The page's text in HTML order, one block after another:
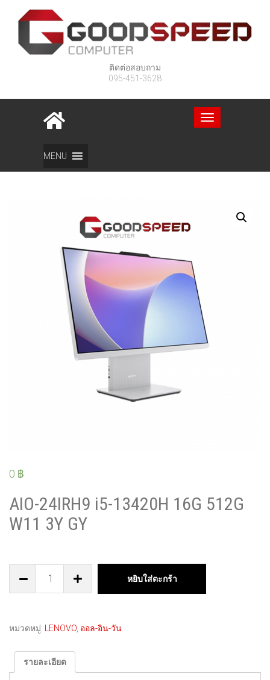
ติดต่อสอบถาม
095-451-3628
Toggle
navigation
MENU
สินค้า
0 ฿
AIO-24IRH9 i5-13420H 16G 512G
W11 3Y GY
หยิบใส่ตะกร้า
หมวดหมู่: LENOVO ออล-อิน-วัน
รายละเอียด